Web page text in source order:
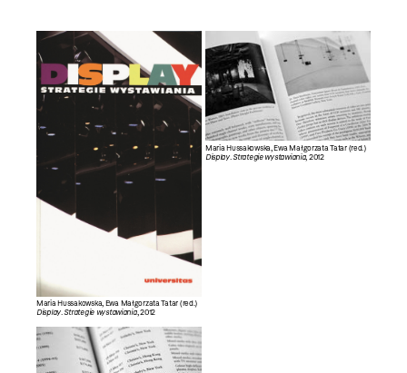
Maria Hussakowska, Ewa Małgorzata Tatar (red.)
Display. Strategie wystawiania, 2012
Maria Hussakowska, Ewa Małgorzata Tatar (red.)
Display. Strategie wystawiania, 2012